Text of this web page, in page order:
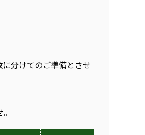
分けてのご準備とさせ